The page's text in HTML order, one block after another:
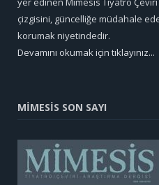
çizgisini, güncelliğe müdahale
korumak niyetindedir.
Devamını okumak için tıklayınız...
MİMESİS SON SAYI